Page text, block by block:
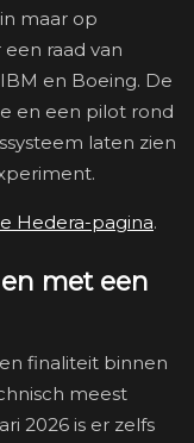
maar op
raad van
en Boeing. De
en een pilot rond
laten zien
Hedera-pagina.
met een
finaliteit binnen
meest
2026 is er zelfs